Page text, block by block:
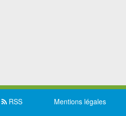
RSS Mentions légales